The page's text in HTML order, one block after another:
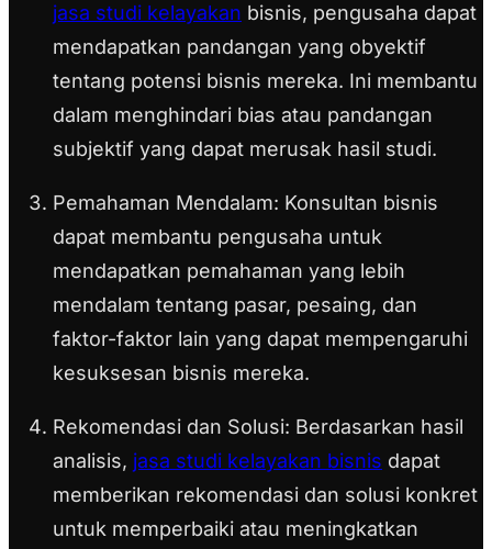
jasa studi kelayakan bisnis, pengusaha dapat
mendapatkan pandangan yang obyektif
tentang potensi bisnis mereka. Ini membantu
dalam menghindari bias atau pandangan
subjektif yang dapat merusak hasil studi.
Pemahaman Mendalam: Konsultan bisnis
dapat membantu pengusaha untuk
mendapatkan pemahaman yang lebih
mendalam tentang pasar, pesaing, dan
faktor-faktor lain yang dapat mempengaruhi
kesuksesan bisnis mereka.
Rekomendasi dan Solusi: Berdasarkan hasil
analisis, jasa studi kelayakan bisnis dapat
memberikan rekomendasi dan solusi konkret
untuk memperbaiki atau meningkatkan